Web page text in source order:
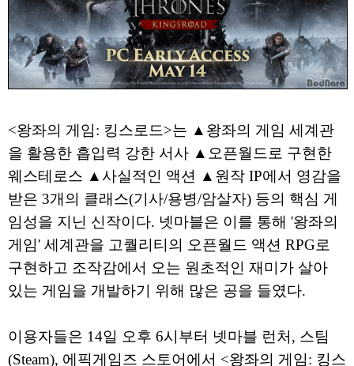
<왕좌의 게임: 킹스로드>는 ▲왕좌의 게임 세계관
을 활용한 흡입력 강한 서사 ▲오픈월드로 구현한
웨스테로스 ▲사실적인 액션 ▲원작 IP에서 영감을
받은 3개의 클래스(기사/용병/암살자) 등의 핵심 게
임성을 지닌 신작이다. 넷마블은 이를 통해 '왕좌의
게임' 세계관을 고퀄리티의 오픈월드 액션 RPG로
구현하고 조작감에서 오는 원초적인 재미가 살아
있는 게임을 개발하기 위해 많은 공을 들였다.
이용자들은 14일 오후 6시부터 넷마블 런처, 스팀
(Steam), 에픽게임즈 스토어에서 <왕좌의 게임: 킹스